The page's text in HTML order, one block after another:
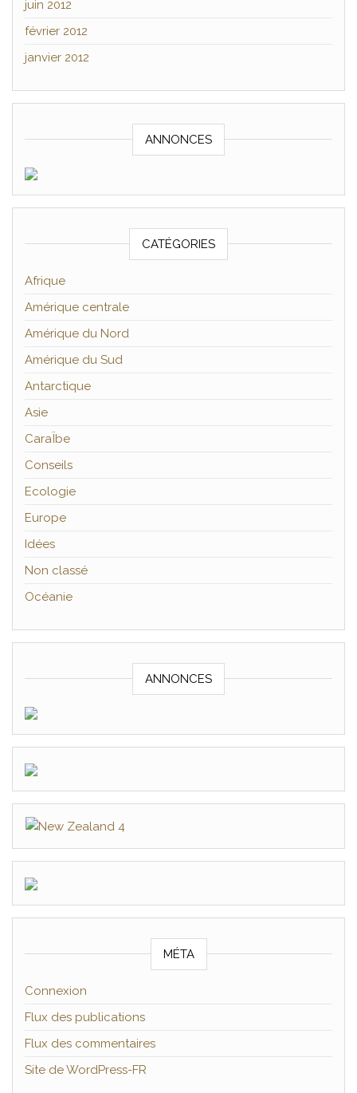
juin 2012
février 2012
janvier 2012
ANNONCES
CATÉGORIES
Afrique
Amérique centrale
Amérique du Nord
Amérique du Sud
Antarctique
Asie
CaraÏbe
Conseils
Ecologie
Europe
Idées
Non classé
Océanie
ANNONCES
MÉTA
Connexion
Flux des publications
Flux des commentaires
Site de WordPress-FR